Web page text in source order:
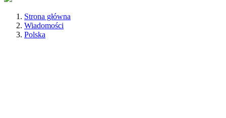
Strona główna
Wiadomości
Polska